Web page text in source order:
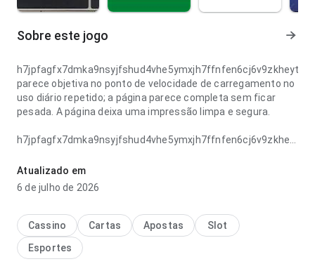
Sobre este jogo
parece objetiva no ponto de velocidade de carregamento no
uso diário repetido; a página parece completa sem ficar
pesada. A página deixa uma impressão limpa e segura.
carregamento ao conferir avaliações; a estrutura deixa
claro o próximo passo. Esse equilíbrio torna o app mais
interessante para testar.
Atualizado em
6 de julho de 2026
Cassino Cartas Apostas
Slot
Esportes